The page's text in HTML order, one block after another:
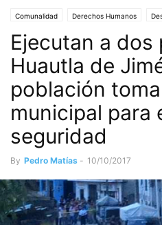
Comunalidad Derechos Humanos
Sociedad
Ejecutan a dos
Huautla de
población
municipal para
seguridad
By Pedro Matías - 10/10/2017